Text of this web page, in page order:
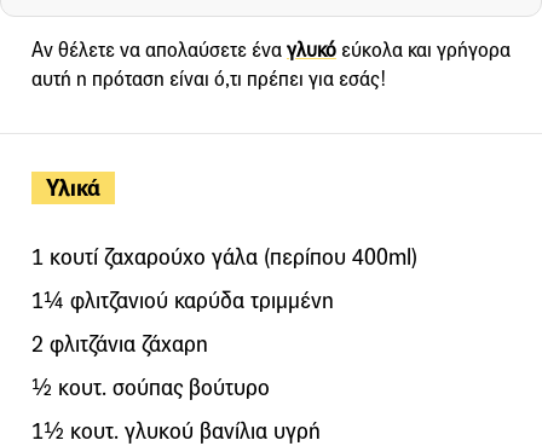
Υλικά
1 κουτί ζαχαρούχο γάλα (περίπου 400ml)
1¼ φλιτζανιού καρύδα τριμμένη
2 φλιτζάνια ζάχαρη
½ κουτ. σούπας βούτυρο
1½ κουτ. γλυκού βανίλια υγρή
Αν θέλετε να απολαύσετε έναγλυκό εύκολα και γρήγορα
αυτή η πρόταση είναι ό,τι πρέπει για εσάς!